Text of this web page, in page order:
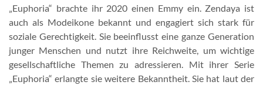
„Euphoria“ brachte ihr 2020 einen Emmy ein. Zendaya ist
auch als Modeikone bekannt und engagiert sich stark für
soziale Gerechtigkeit. Sie beeinflusst eine ganze Generation
junger Menschen und nutzt ihre Reichweite, um wichtige
gesellschaftliche Themen zu adressieren. Mit ihrer Serie
„Euphoria“ erlangte sie weitere Bekanntheit. Sie hat laut der